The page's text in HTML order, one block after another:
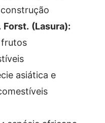
(Lasura):
frutos
asiática e